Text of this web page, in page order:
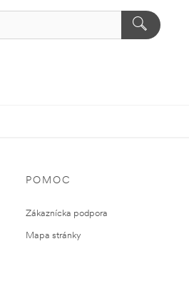
POMOC
Zákaznícka podpora
Mapa stránky